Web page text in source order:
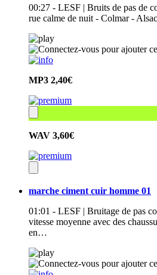
00:27 - LESF | Bruits de pas de
rue calme de nuit - Colmar -
MP3 2,40€
WAV 3,60€
marche ciment cuir homme 01
01:01 - LESF | Bruitage de pas
vitesse moyenne avec des
en…